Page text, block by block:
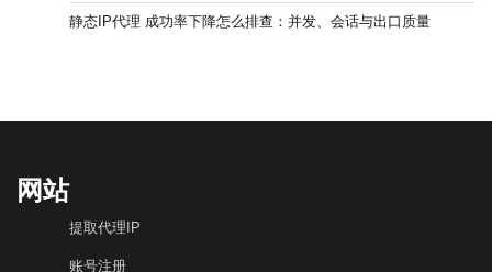
静态IP代理 成功率下降怎么排查：并发、会话与出口质量
网站
提取代理IP
账号注册